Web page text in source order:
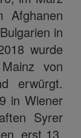
Afghanen
in
wurde
von
erwürgt.
in Wiener
Syrer
erst 13.